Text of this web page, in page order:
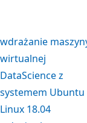
wdrażanie
wirtualnej
DataScience z
systemem Ubuntu
Linux 18.04